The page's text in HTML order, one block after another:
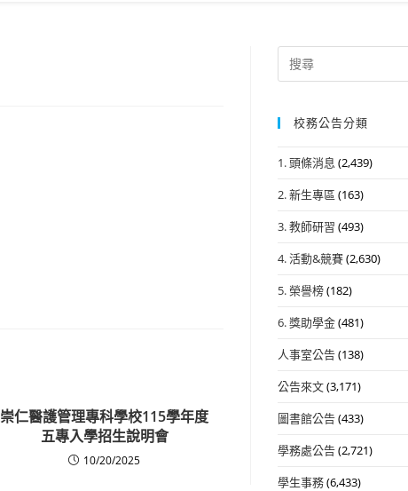
崇仁醫護管理專科學校115學年度
五專入學招生說明會
10/20/2025
Search
for:
校務公告分類
1. 頭條消息 (2,439)
2. 新生專區 (163)
3. 教師研習 (493)
4. 活動&競賽(2,630)
5. 榮譽榜(182)
6. 獎助學金(481)
人事室公告(138)
公告來文(3,171)
圖書館公告(433)
學務處公告(2,721)
學生事務(6,433)